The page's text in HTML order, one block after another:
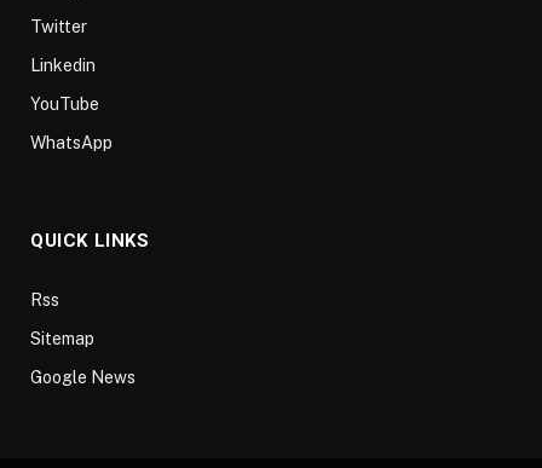
Twitter
Linkedin
YouTube
WhatsApp
QUICK LINKS
Rss
Sitemap
Google News